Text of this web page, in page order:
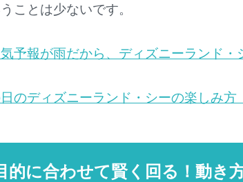
ことは少ないです。
気予報が雨だから、ディズニーランド
のディズニーランド・シーの楽しみ方
的に合わせて賢く回る！動き